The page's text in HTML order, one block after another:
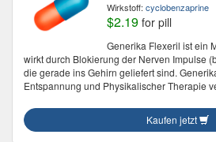
Wirkstoff: cyclobenzaprine
$2.19 for pill
Generika Flexeril ist ein
wirkt durch Blokierung der Nerven Impulse
die gerade ins Gehirn geliefert sind.
Entspannung und Physikalischer Therapie
Kaufen jetzt